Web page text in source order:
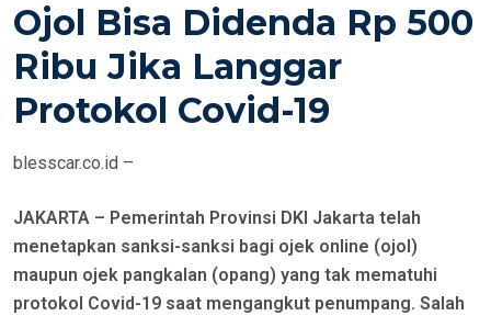
T
D
O
Ojol Bisa Didenda Rp 500
Ribu Jika Langgar
Protokol Covid-19
blesscar.co.id –
JAKARTA – Pemerintah Provinsi DKI Jakarta telah
menetapkan sanksi-sanksi bagi ojek online (ojol)
maupun ojek pangkalan (opang) yang tak mematuhi
protokol Covid-19 saat mengangkut penumpang. Salah